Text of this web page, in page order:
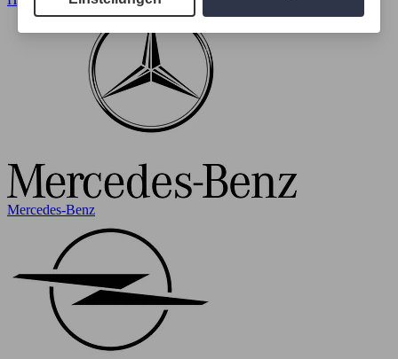
Mercedes-Benz